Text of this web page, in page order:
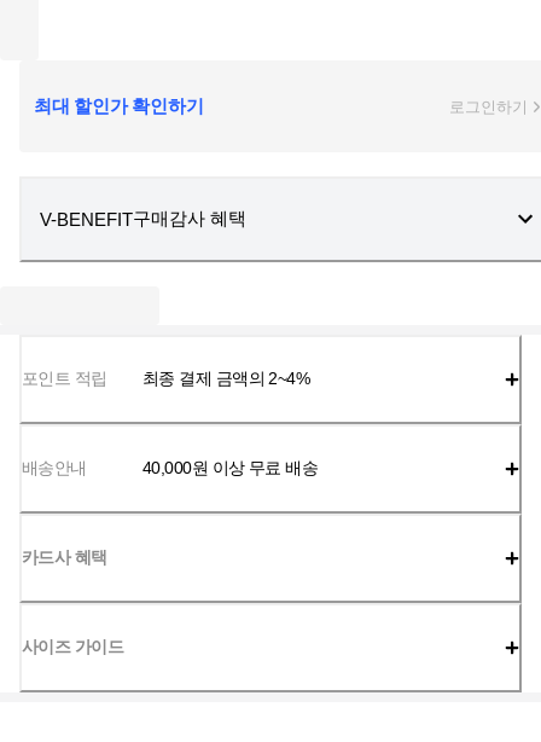
최대 할인가 확인하기 로그인하기
V-BENEFIT구매감사 혜택
포인트 적립 최종 결제 금액의 2~4%
배송안내 40,000원 이상 무료 배송
카드사 혜택
사이즈 가이드